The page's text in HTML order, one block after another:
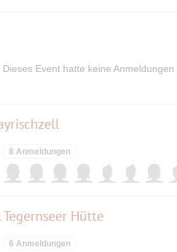
Dieses Event hatte keine Anmeldungen
8 Anmeldungen
Hütte
6 Anmeldungen